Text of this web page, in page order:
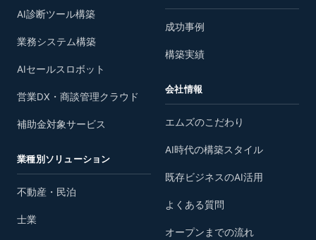
AI診断ツール構築
業務システム構築
AIセールスロボット
営業DX・商談管理クラウド
補助金対象サービス
業種別ソリューション
不動産・民泊
士業
成功事例
構築実績
会社情報
エムズのこだわり
AI時代の構築スタイル
既存ビジネスのAI活用
よくある質問
オープンまでの流れ